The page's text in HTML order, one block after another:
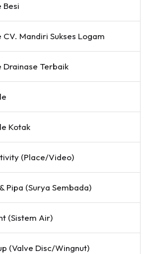
Besi
CV. Mandiri Sukses Logam
Drainase Terbaik
Kotak
(Place/Video)
Pipa (Surya Sembada)
(Sistem Air)
(Valve Disc/Wingnut)